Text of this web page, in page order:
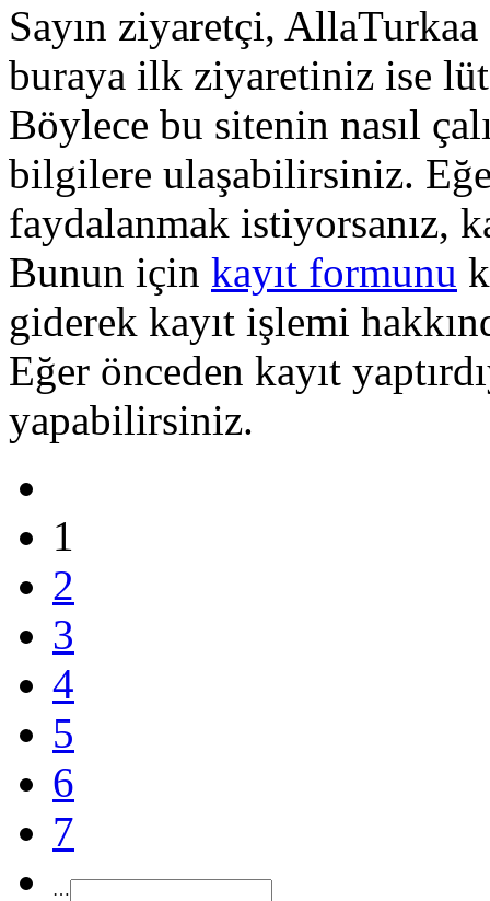
Sayın ziyaretçi,
buraya ilk ziyaretiniz ise
Böylece bu sitenin nasıl
bilgilere ulaşabilirsiniz.
faydalanmak istiyorsanız,
Bunun için kayıt formunu
giderek kayıt işlemi
Eğer önceden kayıt
yapabilirsiniz.
1
2
3
4
5
6
7
…